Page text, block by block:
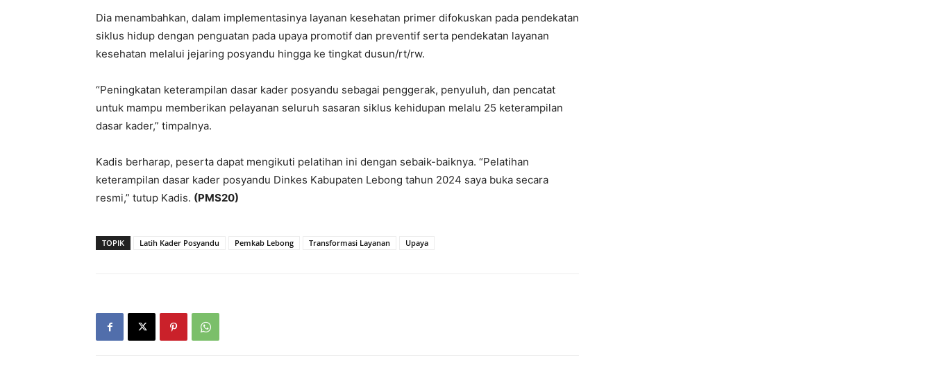
Dia menambahkan, dalam implementasinya layanan kesehatan primer difokuskan pada pendekatan
siklus hidup dengan penguatan pada upaya promotif dan preventif serta pendekatan layanan
kesehatan melalui jejaring posyandu hingga ke tingkat dusun/rt/rw.
“Peningkatan keterampilan dasar kader posyandu sebagai penggerak, penyuluh, dan pencatat
untuk mampu memberikan pelayanan seluruh sasaran siklus kehidupan melalu 25 keterampilan
dasar kader,” timpalnya.
Kadis berharap, peserta dapat mengikuti pelatihan ini dengan sebaik-baiknya. “Pelatihan
keterampilan dasar kader posyandu Dinkes Kabupaten Lebong tahun 2024 saya buka secara
resmi,” tutup Kadis. (PMS20)
TOPIK Latih Kader Posyandu Pemkab Lebong Transformasi Layanan Upaya